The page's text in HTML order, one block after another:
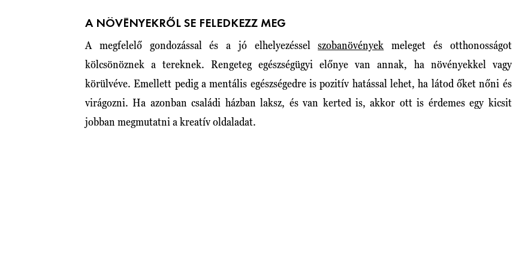
A NÖVÉNYEKRŐL SE FELEDKEZZ MEG
A megfelelő gondozással és a jó elhelyezésselszobanövények meleget és otthonosságot
kölcsönöznek a tereknek. Rengeteg egészségügyi előnye van annak, ha növényekkel vagy
körülvéve. Emellett pedig a mentális egészségedre is pozitív hatással lehet, ha látod őket nőni és
virágozni. Ha azonban családi házban laksz, és van kerted is, akkor ott is érdemes egy kicsit
jobban megmutatni a kreatív oldaladat.